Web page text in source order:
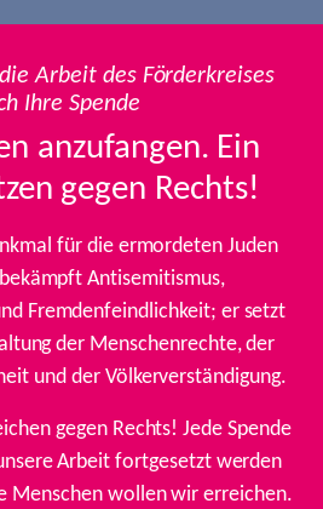
Arbeit des Förderkreises
Ihre Spende
anzufangen. Ein
gegen Rechts!
für die ermordeten Juden
bekämpft Antisemitismus,
Fremdenfeindlichkeit; er setzt
der Menschenrechte, der
und der Völkerverständigung.
gegen Rechts! Jede Spende
Arbeit fortgesetzt werden
Menschen wollen wir erreichen.